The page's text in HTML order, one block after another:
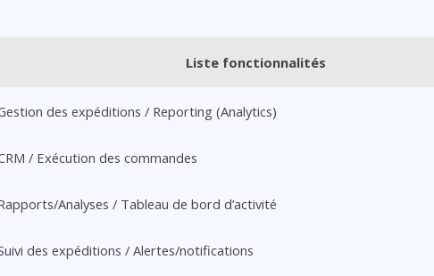
Liste fonctionnalités
des expéditions / Reporting (Analytics)
/ Exécution des commandes
Analyses / Tableau de bord d’activité
des expéditions / Alertes/notifications